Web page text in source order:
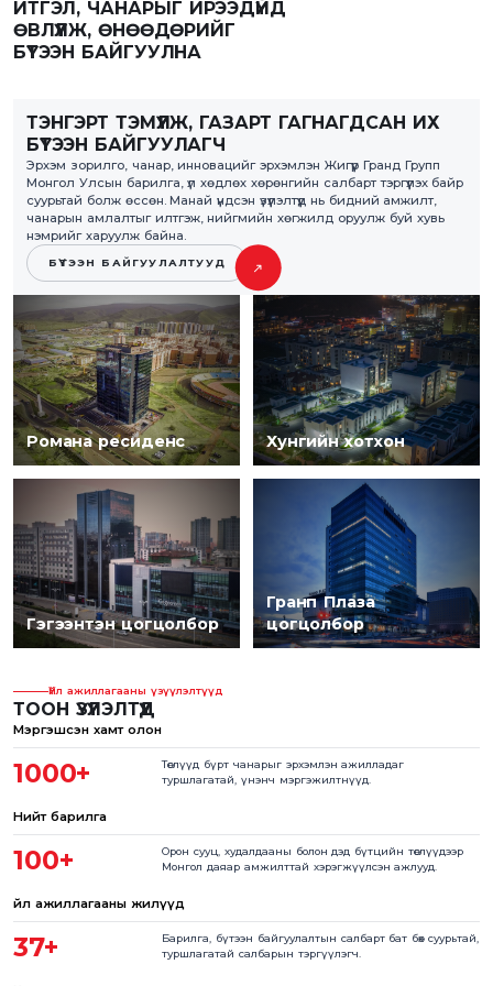
ИТГЭЛ, ЧАНАРЫГ ИРЭЭДҮЙД
ӨВЛҮҮЛЖ, ӨНӨӨДӨРИЙГ
БҮТЭЭН БАЙГУУЛНА
ТЭНГЭРТ ТЭМҮҮЛЖ, ГАЗАРТ ГАГНАГДСАН ИХ
БҮТЭЭН БАЙГУУЛАГЧ
Эрхэм зорилго, чанар, инновацийг эрхэмлэн Жигүүр Гранд Групп
Монгол Улсын барилга, үл хөдлөх хөрөнгийн салбарт тэргүүлэх байр
суурьтай болж өссөн. Манай үндсэн үзүүлэлтүүд нь бидний амжилт,
чанарын амлалтыг илтгэж, нийгмийн хөгжилд оруулж буй хувь
нэмрийг харуулж байна.
БҮТЭЭН БАЙГУУЛАЛТУУД
Романа ресиденс Хунгийн хотхон
Гэгээнтэн цогцолбор
Гранп Плаза
цогцолбор
Үйл ажиллагааны үзүүлэлтүүд
ТООН ҮЗҮҮЛЭЛТҮҮД
1000+
Мэргэшсэн хамт олон
Төслүүд бүрт чанарыг эрхэмлэн ажилладаг
туршлагатай, үнэнч мэргэжилтнүүд.
100+
Нийт барилга
Орон сууц, худалдааны болон дэд бүтцийн төслүүдээр
Монгол даяар амжилттай хэрэгжүүлсэн ажлууд.
37+
Үйл ажиллагааны жилүүд
Барилга, бүтээн байгуулалтын салбарт бат бөх суурьтай,
туршлагатай салбарын тэргүүлэгч.